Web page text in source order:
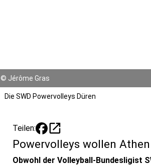
© Jérôme Gras
Die SWD Powervolleys Düren
Teilen: open_in_new
Powervolleys wollen
Obwohl der Volleyball-Bundesligist